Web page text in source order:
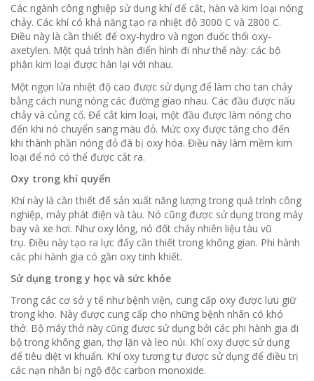
Các ngành công nghiệp sử dụng khí để cắt, hàn và kim loại nóng
chảy. Các khí có khả năng tạo ra nhiệt độ 3000 C và 2800 C.
Điều này là cần thiết để oxy-hydro và ngọn đuốc thổi oxy-
axetylen. Một quá trình hàn điển hình đi như thế này: các bộ
phận kim loại được hàn lại với nhau.
Một ngọn lửa nhiệt độ cao được sử dụng để làm cho tan chảy
bằng cách nung nóng các đường giao nhau. Các đầu được nấu
chảy và củng cố. Để cắt kim loại, một đầu được làm nóng cho
đến khi nó chuyển sang màu đỏ. Mức oxy được tăng cho đến
khi thành phần nóng đỏ đã bị oxy hóa. Điều này làm mềm kim
loại để nó có thể được cắt ra.
Oxy trong khí quyển
Khí này là cần thiết để sản xuất năng lượng trong quá trình công
nghiệp, máy phát điện và tàu. Nó cũng được sử dụng trong máy
bay và xe hơi. Như oxy lỏng, nó đốt cháy nhiên liệu tàu vũ
trụ. Điều này tạo ra lực đẩy cần thiết trong không gian. Phi hành
các phi hành gia có gần oxy tinh khiết.
Sử dụng trong y học và sức khỏe
Trong các cơ sở y tế như bệnh viện, cung cấp oxy được lưu giữ
trong kho. Này được cung cấp cho những bệnh nhân có khó
thở. Bộ máy thở này cũng được sử dụng bởi các phi hành gia đi
bộ trong không gian, thợ lặn và leo núi. Khí oxy được sử dụng
để tiêu diệt vi khuẩn. Khí oxy tương tự được sử dụng để điều trị
các nạn nhân bị ngộ độc carbon monoxide.